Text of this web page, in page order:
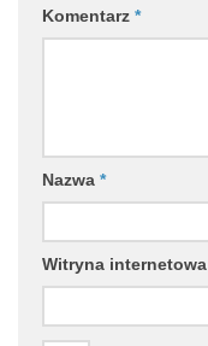
Komentarz *
Nazwa *
Witryna internetowa